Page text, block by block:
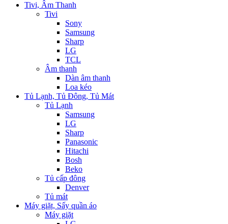
Tivi, Âm Thanh
Tivi
Sony
Samsung
Sharp
LG
TCL
Âm thanh
Dàn âm thanh
Loa kéo
Tủ Lạnh, Tủ Đông, Tủ Mát
Tủ Lạnh
Samsung
LG
Sharp
Panasonic
Hitachi
Bosh
Beko
Tủ cấp đông
Denver
Tủ mát
Máy giặt, Sấy quần áo
Máy giặt